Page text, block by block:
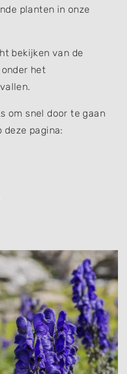
planten in onze
bekijken van de
het
om snel door te gaan
pagina: